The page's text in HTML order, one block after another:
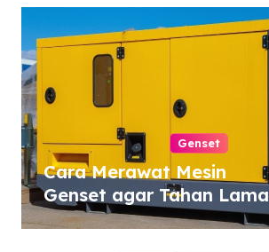
Genset
Cara Merawat Mesin
Genset agar Tahan Lama